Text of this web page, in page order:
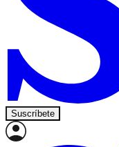
Suscríbete